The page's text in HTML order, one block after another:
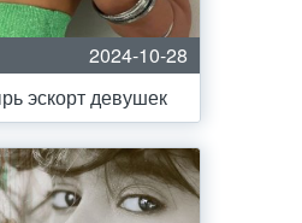
2024-10-28
эскорт девушек